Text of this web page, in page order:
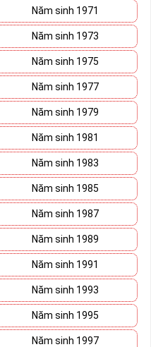
Năm sinh 1971
Năm sinh 1973
Năm sinh 1975
Năm sinh 1977
Năm sinh 1979
Năm sinh 1981
Năm sinh 1983
Năm sinh 1985
Năm sinh 1987
Năm sinh 1989
Năm sinh 1991
Năm sinh 1993
Năm sinh 1995
Năm sinh 1997